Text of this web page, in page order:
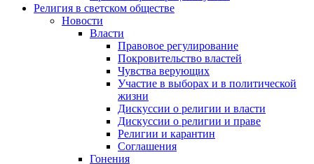
Религия в светском обществе
Новости
Власти
Правовое регулирование
Покровительство властей
Чувства верующих
Участие в выборах и в политической
жизни
Дискуссии о религии и власти
Дискуссии о религии и праве
Религии и карантин
Соглашения
Гонения